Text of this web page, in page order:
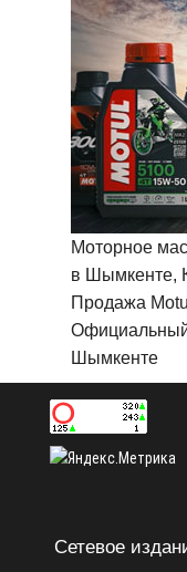
Моторное
в Шымкенте,
Продажа
Шымкенте
Сетевое